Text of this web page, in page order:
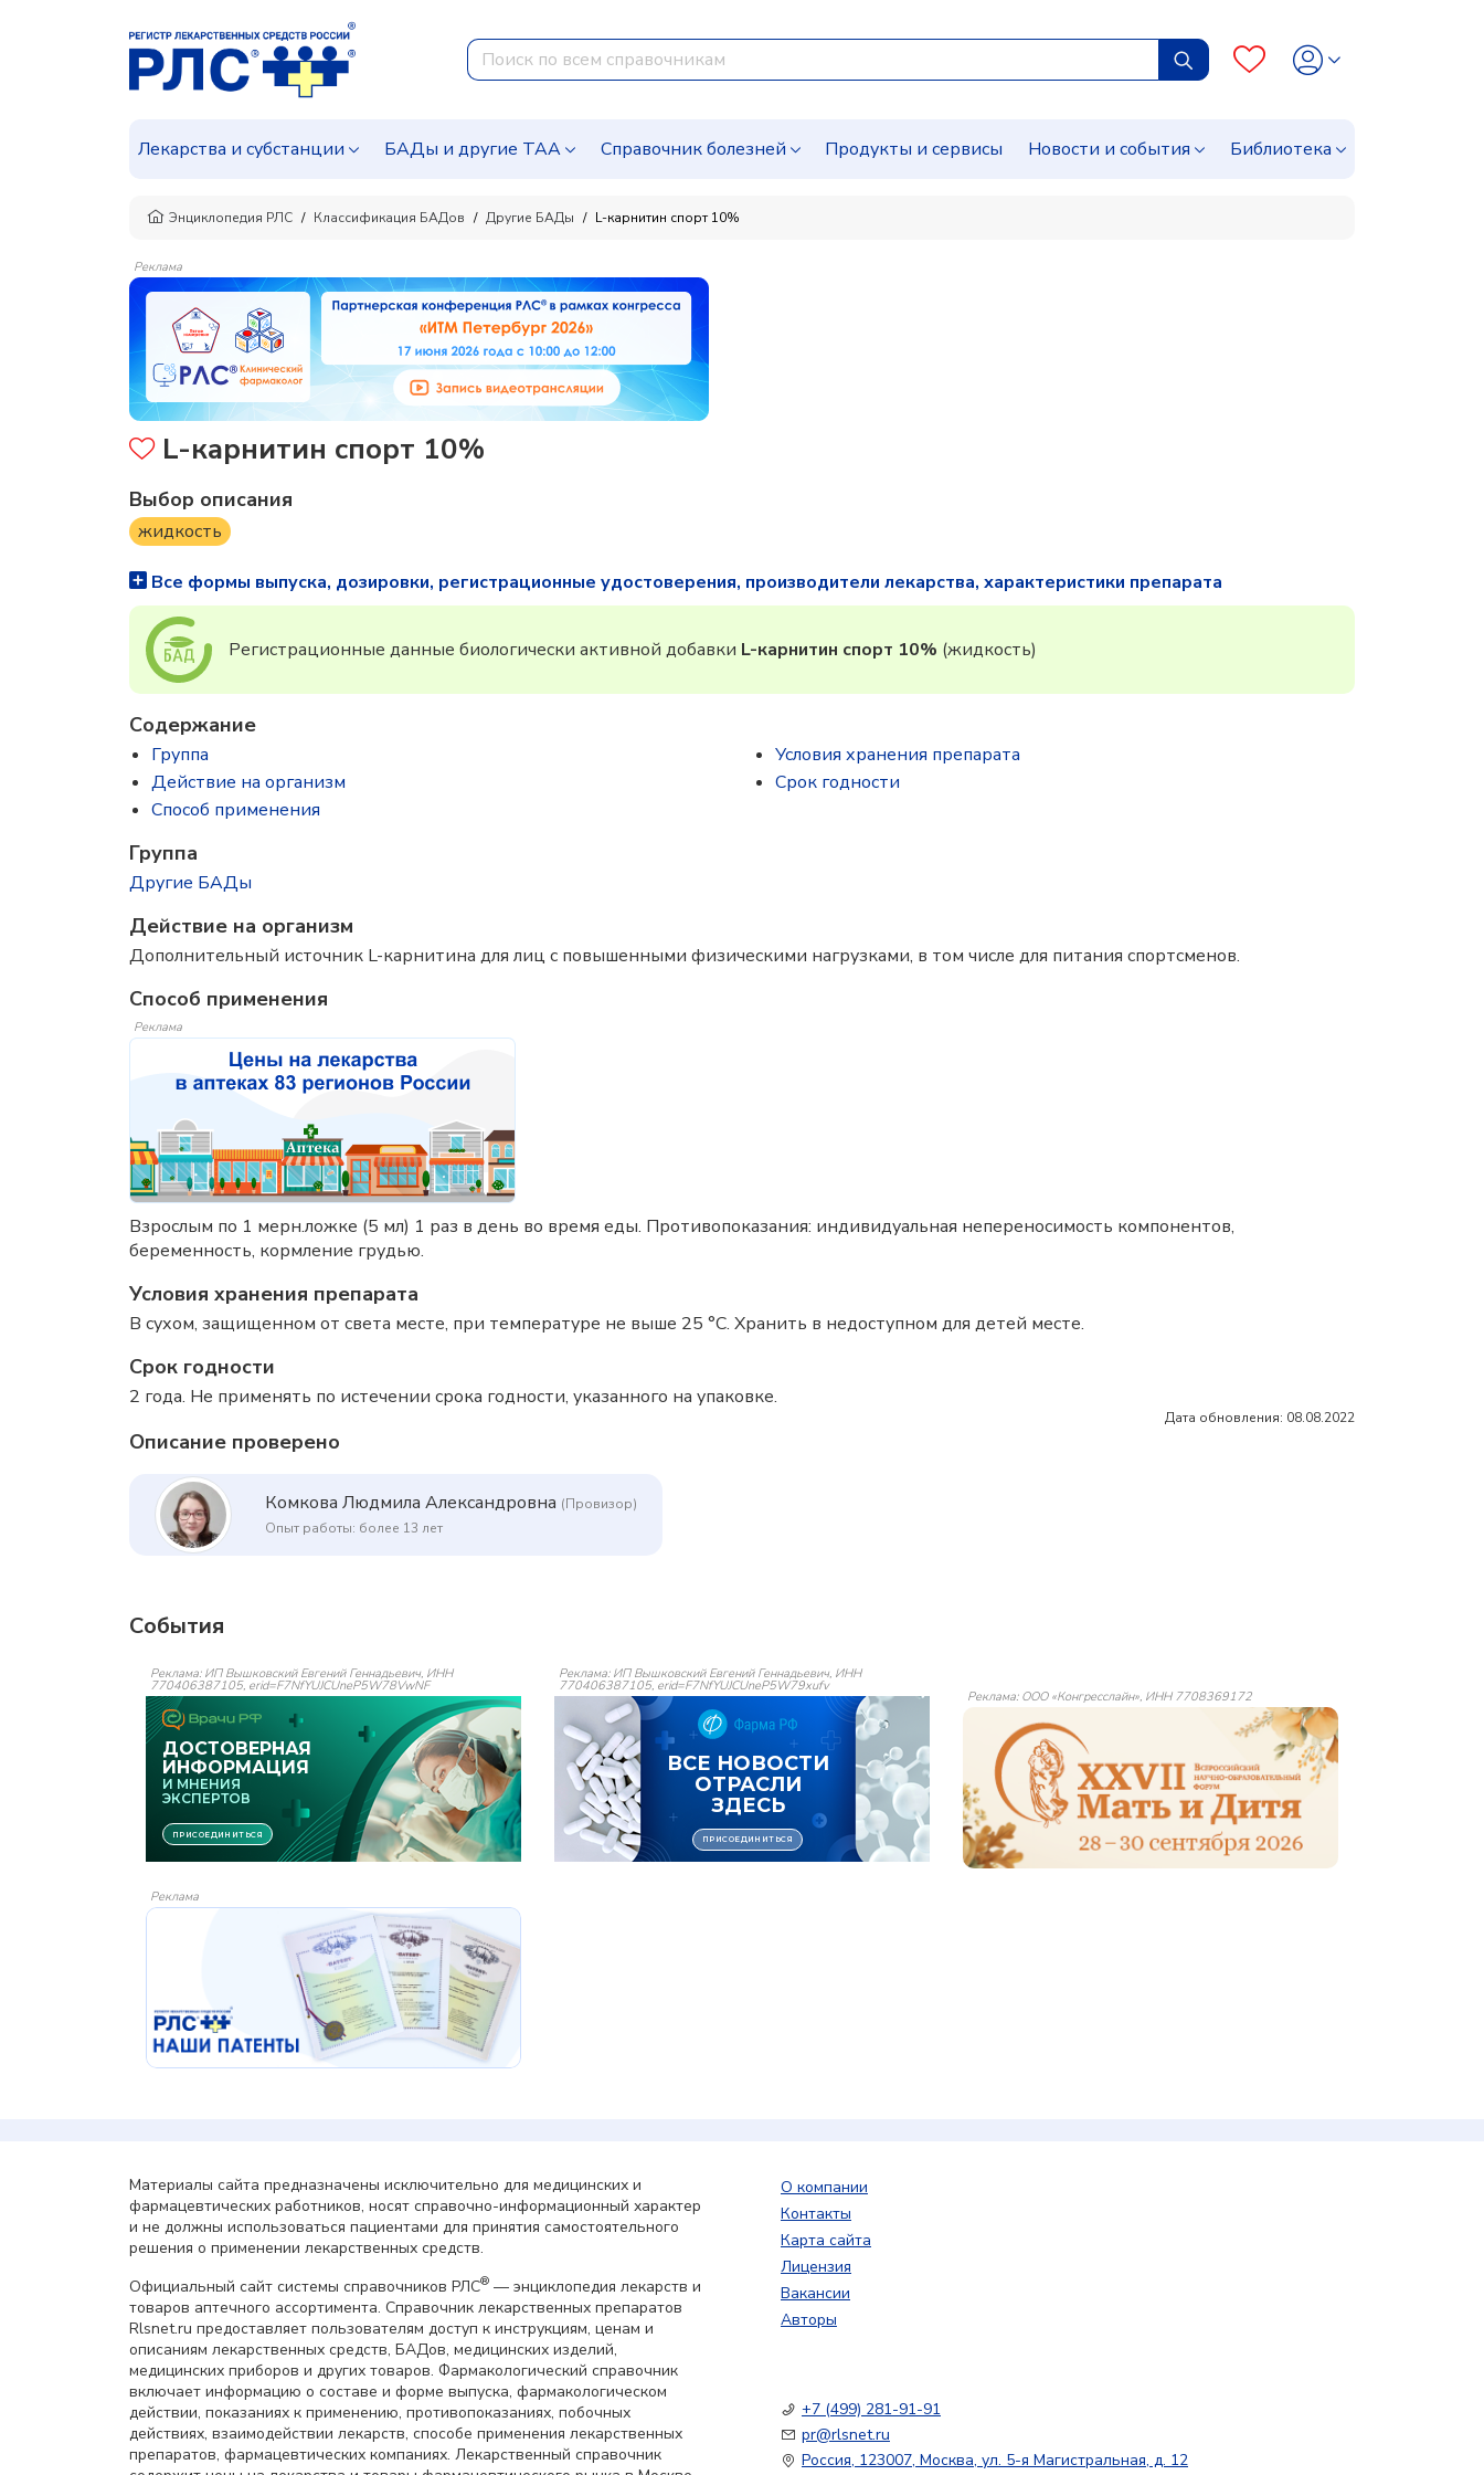
Лекарства и субстанции БАДы и другие ТАА Справочник болезней Продукты и сервисы Новости и события Библиотека
Энциклопедия РЛС Классификация БАДов Другие БАДы L-карнитин спорт 10%
Реклама
L-карнитин спорт 10%
Выбор описания
жидкость
Все формы выпуска, дозировки, регистрационные удостоверения, производители лекарства, характеристики препарата
Регистрационные данные биологически активной добавки L-карнитин спорт 10% (жидкость)
Содержание
Группа
Действие на организм
Способ применения
Условия хранения препарата
Срок годности
Группа
Другие БАДы
Действие на организм
Дополнительный источник L-карнитина для лиц с повышенными физическими нагрузками, в том числе для питания спортсменов.
Способ применения
Реклама
Взрослым по 1 мерн.ложке (5 мл) 1 раз в день во время еды. Противопоказания: индивидуальная непереносимость компонентов,
беременность, кормление грудью.
Условия хранения препарата
В сухом, защищенном от света месте, при температуре не выше 25 °C. Хранить в недоступном для детей месте.
Срок годности
2 года. Не применять по истечении срока годности, указанного на упаковке.
Дата обновления: 08.08.2022
Описание проверено
Комкова Людмила Александровна (Провизор)
Опыт работы: более 13 лет
События
Реклама: ИП Вышковский Евгений Геннадьевич, ИНН
770406387105, erid=F7NfYUJCUneP5W78VwNF
Реклама: ИП Вышковский Евгений Геннадьевич, ИНН
770406387105, erid=F7NfYUJCUneP5W79xufv
Реклама: ООО «Конгресслайн», ИНН 7708369172
Реклама
Материалы сайта предназначены исключительно для медицинских и
фармацевтических работников, носят справочно-информационный характер
и не должны использоваться пациентами для принятия самостоятельного
решения о применении лекарственных средств.
Официальный сайт системы справочников РЛС® — энциклопедия лекарств и
товаров аптечного ассортимента. Справочник лекарственных препаратов
Rlsnet.ru предоставляет пользователям доступ к инструкциям, ценам и
описаниям лекарственных средств, БАДов, медицинских изделий,
медицинских приборов и других товаров. Фармакологический справочник
включает информацию о составе и форме выпуска, фармакологическом
действии, показаниях к применению, противопоказаниях, побочных
действиях, взаимодействии лекарств, способе применения лекарственных
препаратов, фармацевтических компаниях. Лекарственный справочник
О компании
Контакты
Карта сайта
Лицензия
Вакансии
Авторы
+7 (499) 281-91-91
pr@rlsnet.ru
Россия, 123007, Москва, ул. 5-я Магистральная, д. 12